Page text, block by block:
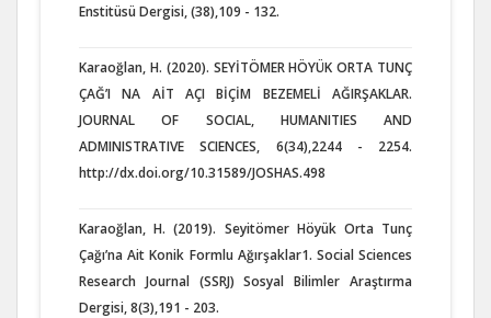
Enstitüsü Dergisi, (38),109 - 132.
Karaoğlan, H. (2020). SEYİTÖMER HÖYÜK ORTA TUNÇ
ÇAĞ’I NA AİT AÇI BİÇİM BEZEMELİ AĞIRŞAKLAR.
JOURNAL OF SOCIAL, HUMANITIES AND
ADMINISTRATIVE SCIENCES, 6(34),2244 - 2254.
http://dx.doi.org/10.31589/JOSHAS.498
Karaoğlan, H. (2019). Seyitömer Höyük Orta Tunç
Çağı’na Ait Konik Formlu Ağırşaklar1. Social Sciences
Research Journal (SSRJ) Sosyal Bilimler Araştırma
Dergisi, 8(3),191 - 203.